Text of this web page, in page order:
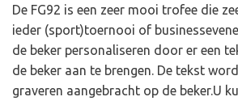
De FG92 is een zeer mooi trofee die
ieder (sport)toernooi of
de beker personaliseren door er een
de beker aan te brengen. De tekst
graveren aangebracht op de beker.U